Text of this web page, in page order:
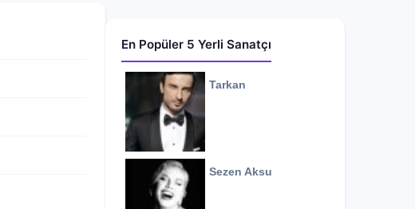
En Popüler 5 Yerli Sanatçı
Tarkan
Sezen Aksu